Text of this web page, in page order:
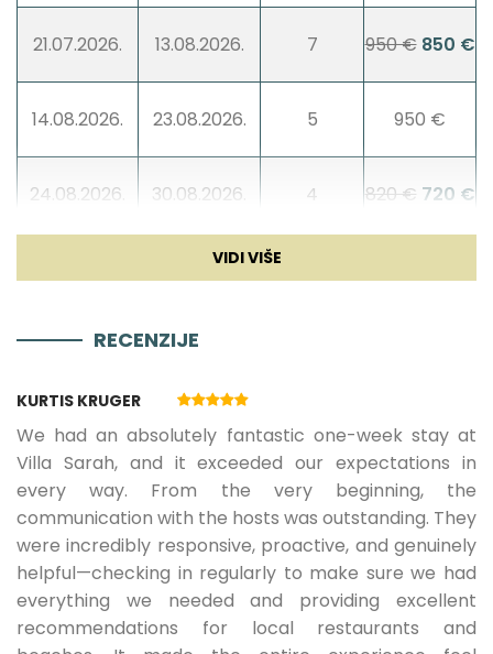
Kauč
Smart TV
21.07.2026. 13.08.2026. 7 950 € 850 €
14.08.2026. 23.08.2026. 5 950 €
24.08.2026. 30.08.2026. 4 820 € 720 €
11.09.2026.
12.09.2026. 26.09.2026.
27.09.2026. 31.10.2026. 5 480 € 400
€
01.11.2026. 20.12.2026. 400 € 300
RECENZIJE
KURTIS KRUGER
We had an absolutely fantastic one-week stay at
Villa Sarah, and it exceeded our expectations in
every way. From the very beginning, the
communication with the hosts was outstanding. They
were incredibly responsive, proactive, and genuinely
helpful—checking in regularly to make sure we had
everything we needed and providing excellent
recommendations for local restaurants and